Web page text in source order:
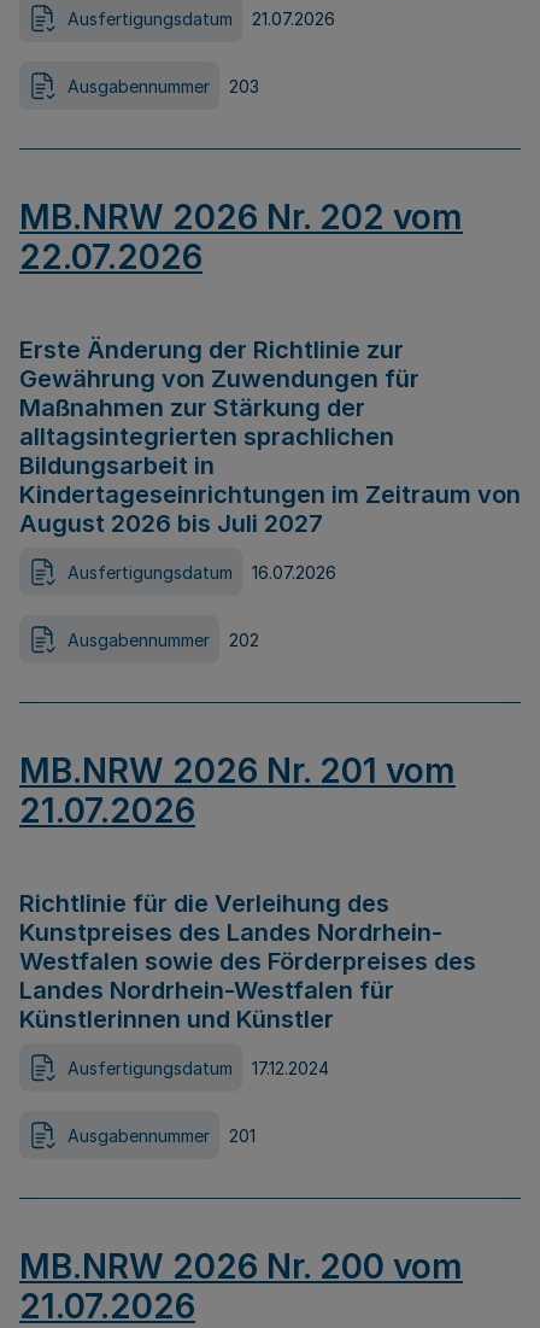
Ausfertigungsdatum 21.07.2026
Ausgabennummer 203
MB.NRW 2026 Nr. 202 vom
22.07.2026
Erste Änderung der Richtlinie zur
Gewährung von Zuwendungen für
Maßnahmen zur Stärkung der
alltagsintegrierten sprachlichen
Bildungsarbeit in
Kindertageseinrichtungen im Zeitraum von
August 2026 bis Juli 2027
Ausfertigungsdatum 16.07.2026
Ausgabennummer 202
MB.NRW 2026 Nr. 201 vom
21.07.2026
Richtlinie für die Verleihung des
Kunstpreises des Landes Nordrhein-
Westfalen sowie des Förderpreises des
Landes Nordrhein-Westfalen für
Künstlerinnen und Künstler
Ausfertigungsdatum 17.12.2024
Ausgabennummer 201
MB.NRW 2026 Nr. 200 vom
21.07.2026